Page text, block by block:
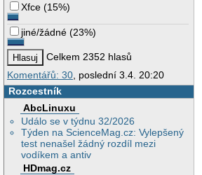
Xfce (15%)
jiné/žádné (23%)
Celkem 2352 hlasů
Komentářů: 30 , poslední 3.4. 20:20
Rozcestník
AbcLinuxu
Událo se v týdnu 32/2026
Týden na ScienceMag.cz: Vylepšený
test nenašel žádný rozdíl mezi
vodíkem a antiv
HDmag.cz